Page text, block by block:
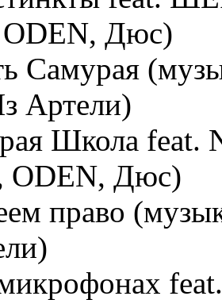
Дюс)
Самурая
Артели)
Школа feat.
ODEN, Дюс)
право